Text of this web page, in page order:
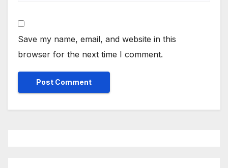
Save my name, email, and website in this
browser for the next time I comment.